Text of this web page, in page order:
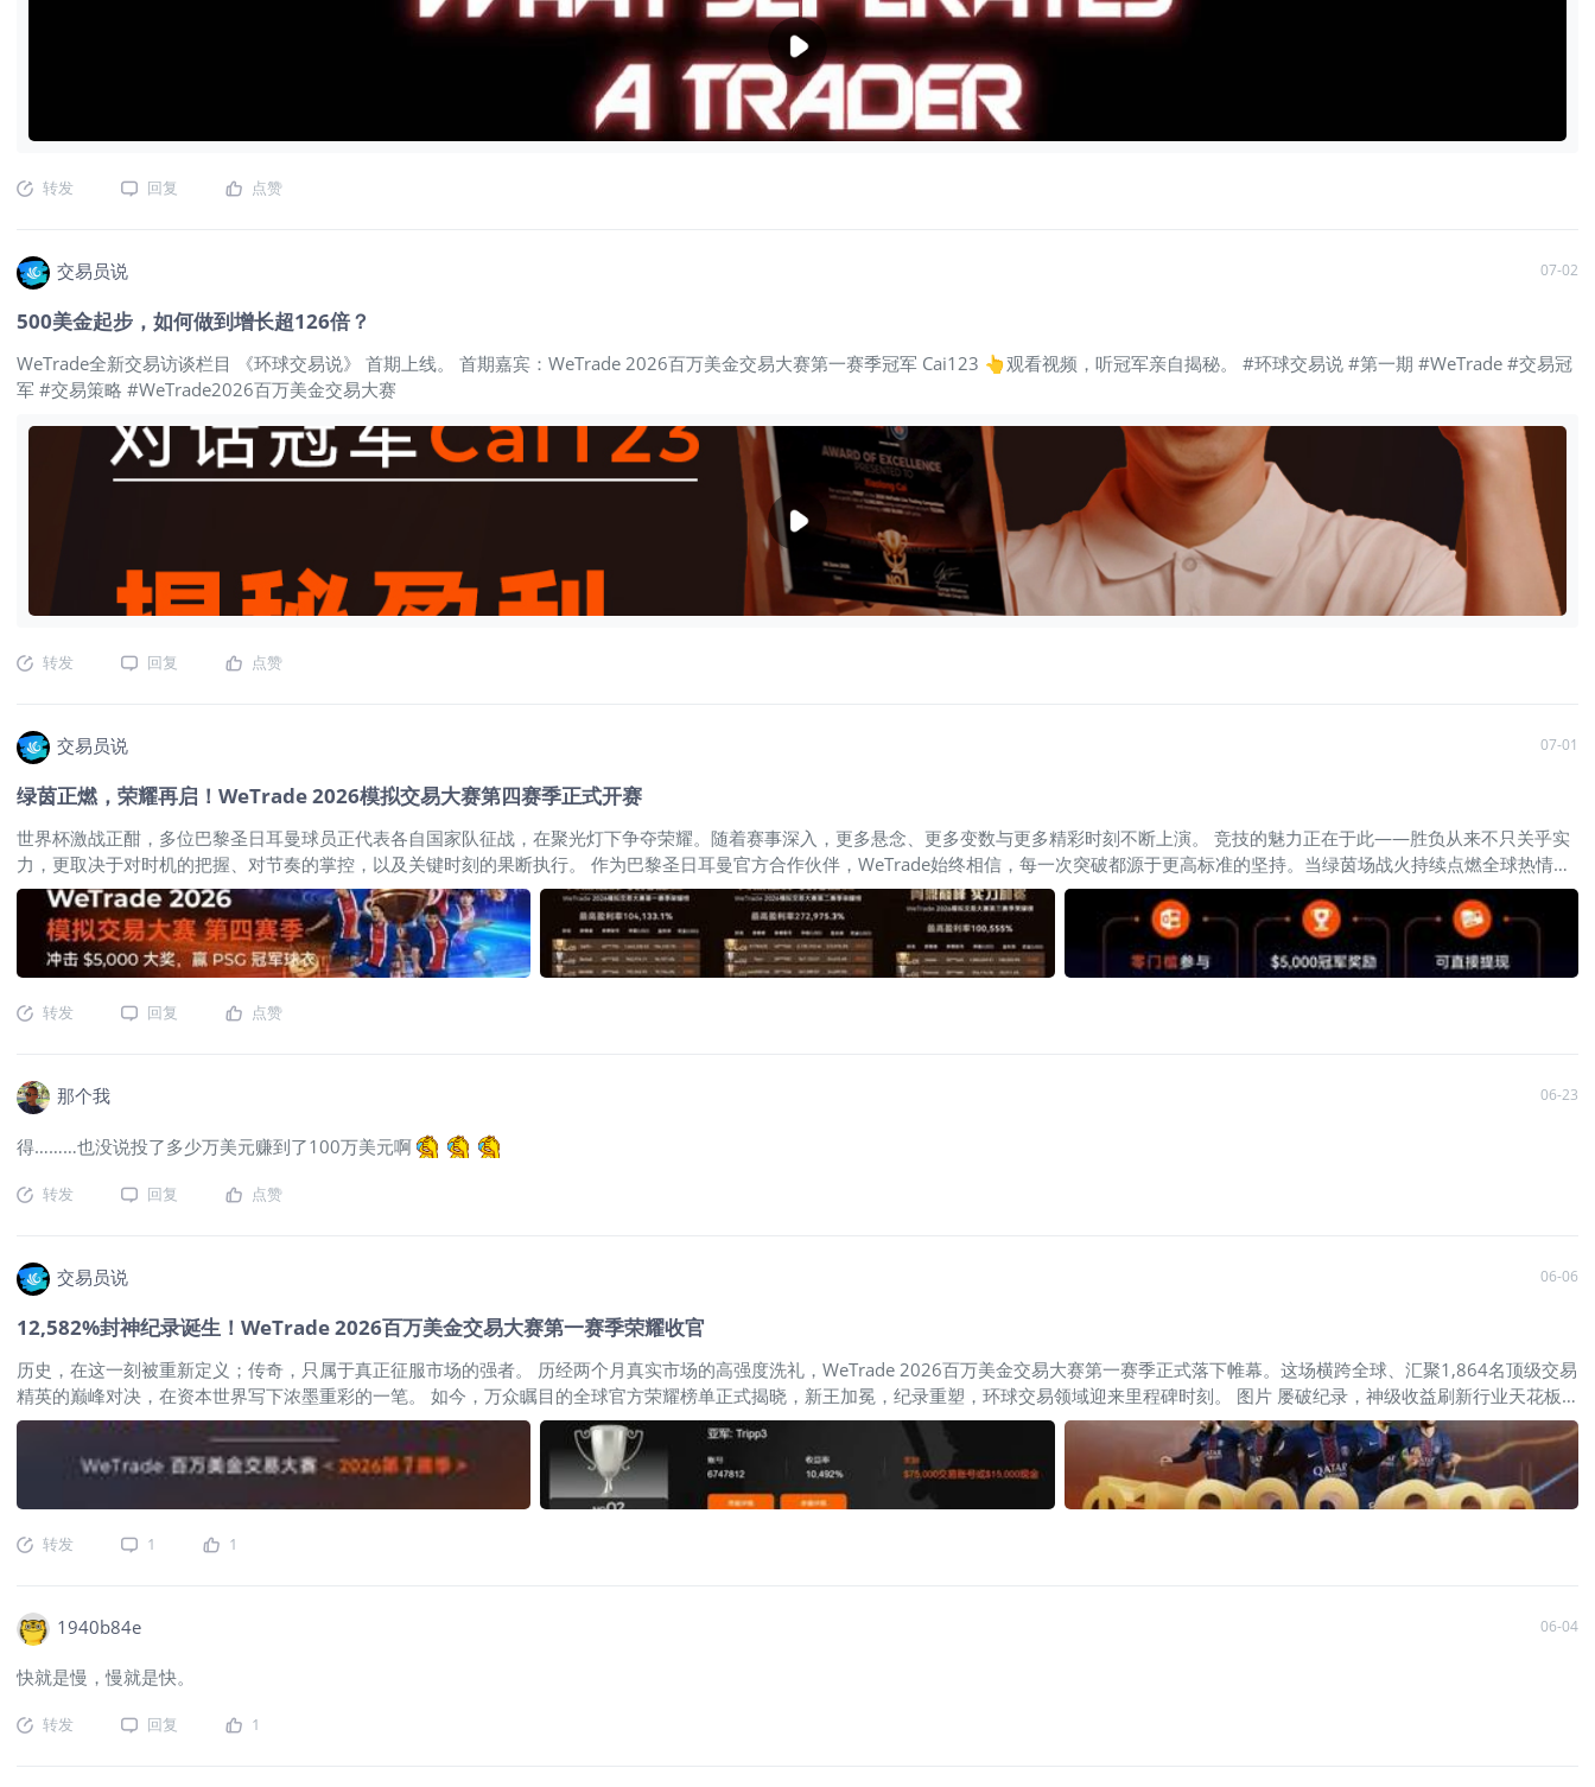
转发 回复 点赞
交易员说 07-02
500美金起步，如何做到增长超126倍？
WeTrade全新交易访谈栏目 《环球交易说》 首期上线。 首期嘉宾：WeTrade 2026百万美金交易大赛第一赛季冠军 Cai123 👆观看视频，听冠军亲自揭秘。 #环球交易说 #第一期 #WeTrade #交易冠
军 #交易策略 #WeTrade2026百万美金交易大赛
转发 回复 点赞
交易员说 07-01
绿茵正燃，荣耀再启！WeTrade 2026模拟交易大赛第四赛季正式开赛
世界杯激战正酣，多位巴黎圣日耳曼球员正代表各自国家队征战，在聚光灯下争夺荣耀。随着赛事深入，更多悬念、更多变数与更多精彩时刻不断上演。 竞技的魅力正在于此——胜负从来不只关乎实
力，更取决于对时机的把握、对节奏的掌控，以及关键时刻的果断执行。 作为巴黎圣日耳曼官方合作伙伴，WeTrade始终相信，每一次突破都源于更高标准的坚持。当绿茵场战火持续点燃全球热情，
属于交易者的新一轮较量，也正式拉开帷幕。 图片 三季荣耀见证成长，交易传奇持续诞生 过去三季，来自全球的交易高手同场竞技，将这一零门槛的模拟竞技舞台，淬炼成检验交易体系与市场判断
力的实战熔炉。回望过往的荣耀榜单，多位优秀交易者用亮眼表现留下属于自己的高光时刻。 第一季，SallFx以104,133.1%的盈利率强势登顶，为赛事树立首个里程碑；第二季，X1TRADE以
272,975.3%的盈利率刷新赛事纪录，将竞争推向新的高度；第三季，面对更加复杂的市场环境，nb666凭借成熟的风控体系与稳定执行能力，以100,555.0%的盈利率问鼎榜首，再次展现体系化交易
的价值。 图片 这些成绩背后，不仅是对市场机会的精准把握，更体现着风险管理、交易纪律与执行能力的重要意义。 第四赛季开启，新周期下的策略考验 步入2026年中段，全球金融市场正进入新的
风局，而更像一场节奏多变的高强度对抗赛。 历经数月沉淀与精心筹备，万众瞩目的 WeTrade 2026 模拟交易大赛第四赛季现已蓄势待发！新赛季，榜单荣耀全面清零，新的破局者即将登场，新的交
转发 回复 点赞
那个我 06-23
得………也没说投了多少万美元赚到了100万美元啊
转发 回复 点赞
交易员说 06-06
12,582%封神纪录诞生！WeTrade 2026百万美金交易大赛第一赛季荣耀收官
历史，在这一刻被重新定义；传奇，只属于真正征服市场的强者。 历经两个月真实市场的高强度洗礼，WeTrade 2026百万美金交易大赛第一赛季正式落下帷幕。这场横跨全球、汇聚1,864名顶级交易
精英的巅峰对决，在资本世界写下浓墨重彩的一笔。 如今，万众瞩目的全球官方荣耀榜单正式揭晓，新王加冕，纪录重塑，环球交易领域迎来里程碑时刻。 图片 屡破纪录，神级收益刷新行业天花板
本赛季最大的悬念在收盘钟声响起的最后一刻彻底引爆。前十榜单正式定格，顶尖智者们用令人难以置信的收益曲线，重新定义了交易的极限。 🥇 冠军：@cai123 12,582.88% 盈利率 | 独享
$250,000 奖励 作为本赛季最具传奇色彩的选手，@cai123 凭借 12,582.88% 的惊人盈利率强势问鼎王座，斩获 $250,000 冠军奖励。纵观整个赛季，这位冠军并非一路领跑，却在赛季尾声宏观行情
剧烈变盘之际精准出击，实现惊天逆袭。在仅$500初始资金下，账户暴增超125倍，一举打破过往10,008.40%纪录，将行业天花板推向全新高度。 尤其引人瞩目的是，这位冠军选手早在
WeTrade 2025 实盘交易大赛中，便以 5,131.60% 收益率斩获亚军。短短数月之间，其交易体系愈发成熟，风控能力显著跃迁，完成了一次近乎质变的自我进化。从锋芒初露到登顶巅峰，这段心路与
转发 1 1
1940b84e 06-04
快就是慢，慢就是快。
转发 回复 1